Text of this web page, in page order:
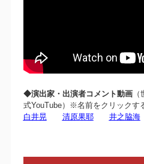
◆演出家・出演者コメント動画（
式YouTube）※名前をクリックす
白井晃
清原果耶 井之脇海